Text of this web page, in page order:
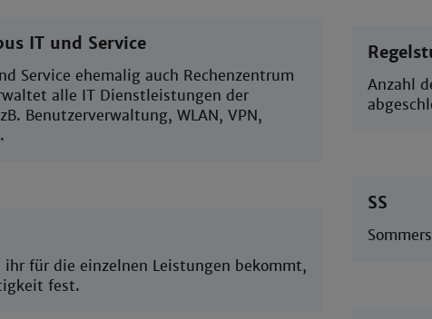
IT und Service
Service ehemalig auch Rechenzentrum
alle IT Dienstleistungen der
Benutzerverwaltung, WLAN, VPN,
ihr für die einzelnen Leistungen bekommt,
fest.
Anzahl
SS